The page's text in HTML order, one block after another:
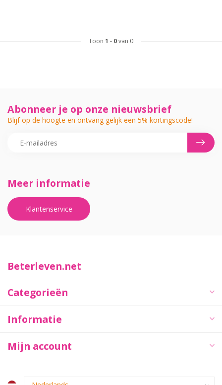
Toon 1 - 0van 0
Meer informatie
Klantenservice
Abonneer je op onze nieuwsbrief
Blijf op de hoogte en ontvang gelijk een 5% kortingscode!
Beterleven.net
Categorieën
Informatie
Mijn account